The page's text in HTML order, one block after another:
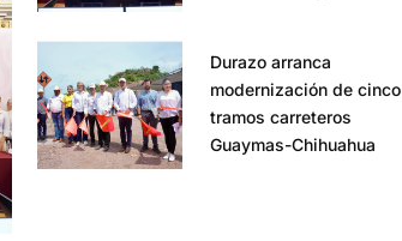
Durazo arranca
modernización de cinco
tramos carreteros
Guaymas-Chihuahua